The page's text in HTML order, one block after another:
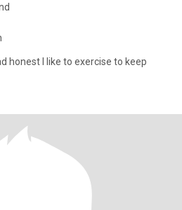
honest I like to exercise to keep